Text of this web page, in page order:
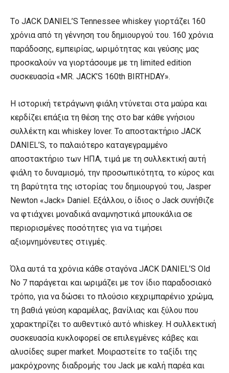
Tο JACK DANIEL’S Tennessee whiskey γιορτάζει 160
χρόνια από τη γέννηση του δημιουργού του. 160 χρόνια
παράδοσης, εμπειρίας, ωριμότητας και γεύσης μας
προσκαλούν να γιορτάσουμε με τη limited edition
συσκευασία «MR. JACK’S 160th BIRTHDAY».
Η ιστορική τετράγωνη φιάλη ντύνεται στα μαύρα και
κερδίζει επάξια τη θέση της στο bar κάθε γνήσιου
συλλέκτη και whiskey lover. Το αποστακτήριο JACK
DANIEL’S, το παλαιότερο καταγεγραμμένο
αποστακτήριο των HΠΑ, τιμά με τη συλλεκτική αυτή
φιάλη το δυναμισμό, την προσωπικότητα, το κύρος και
τη βαρύτητα της ιστορίας του δημιουργού του, Jasper
Newton «Jack» Daniel. Εξάλλου, ο ίδιος ο Jack συνήθιζε
να φτιάχνει μοναδικά αναμνηστικά μπουκάλια σε
περιορισμένες ποσότητες για να τιμήσει
αξιομνημόνευτες στιγμές.
Όλα αυτά τα χρόνια κάθε σταγόνα JACK DANIEL’S Old
No 7 παράγεται και ωριμάζει με τον ίδιο παραδοσιακό
τρόπο, για να δώσει το πλούσιο κεχριμπαρένιο χρώμα,
τη βαθιά γεύση καραμέλας, βανίλιας και ξύλου που
χαρακτηρίζει το αυθεντικό αυτό whiskey. Η συλλεκτική
συσκευασία κυκλοφορεί σε επιλεγμένες κάβες και
αλυσίδες super market. Μοιραστείτε το ταξίδι της
μακρόχρονης διαδρομής του Jack με καλή παρέα και